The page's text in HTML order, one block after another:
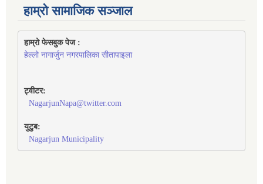
हाम्रो सामाजिक सञ्जाल
हाम्रो फेसबुक पेज :
हेल्लो नागार्जुन नगरपालिका सीतापाइला
ट्वीटर:
NagarjunNapa@twitter.com
युटुब:
Nagarjun Municipality